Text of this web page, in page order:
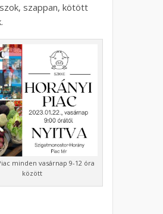
szappan, kötött
minden vasárnap 9-12 óra
között